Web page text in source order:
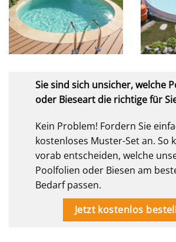
Sie sind sich unsicher, welche
oder Bieseart die richtige für
Kein Problem! Fordern Sie
kostenloses Muster-Set an. So
vorab entscheiden, welche
Poolfolien oder Biesen am
Bedarf passen.
Jetzt kostenlos